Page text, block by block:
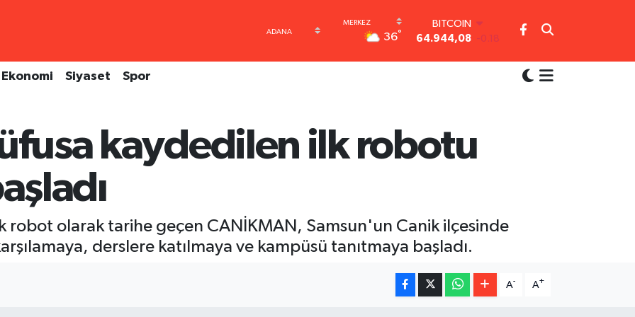
36°
DOLAR
47,7436
0.18
6660.55
BİST100
13.779 -14
Ekonomi Siyaset Spor
kaydedilen ilk robotu
robot olarak tarihe geçen CANİKMAN, Samsun'un Canik ilçesinde
derslere katılmaya ve kampüsü tanıtmaya başladı.
A- A+